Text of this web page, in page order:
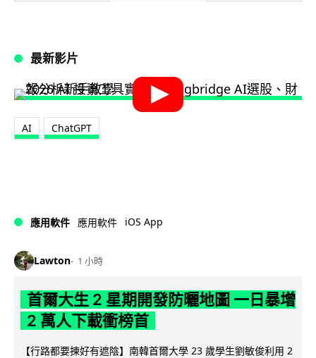
最新影片
AI ChatGPT
應用軟件 應用軟件 iOS App
Lawton 1 小時
首爾大生 2 星期開發防曬地圖 一日暴增
2 萬人下載衝榜首
【行路都要揀好有遮陰】南韓首爾大學 23 歲學生劉敏俊利用 2